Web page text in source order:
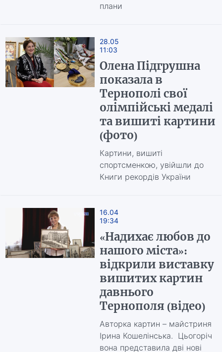
плани
28.05
11:03
Олена Підгрушна
показала в
Тернополі свої
олімпійські медалі
та вишиті картини
(фото)
Картини, вишиті
спортсменкою, увійшли до
Книги рекордів України
16.04
19:34
«Надихає любов до
нашого міста»:
відкрили виставку
вишитих картин
давнього
Тернополя (відео)
Авторка картин – майстриня
Ірина Кошелінська. Цьогоріч
вона представила дві нові